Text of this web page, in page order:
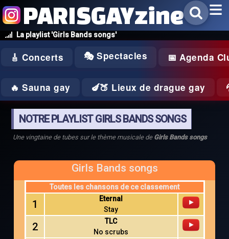
La playlist 'Girls Bands songs'
PARISGAYzine
🎸 Concerts 🎭 Spectacles 📅 Agenda
🔥 Sauna gay 🍆🍑 Lieux de drague gay
NOTRE PLAYLIST GIRLS BANDS SONGS
Une vingtaine de tubes sur le thème musicale de Girls Bands songs
Girls Bands songs
Toutes les chansons de ce classement
1
Eternal
Stay
2
TLC
No scrubs